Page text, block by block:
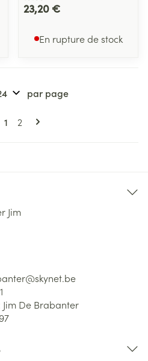
23,20 €
En rupture de stock
Pages
Vous lisez actuellement la page
1 Page
2
par page
Jim
skynet.be
Jim De Brabanter